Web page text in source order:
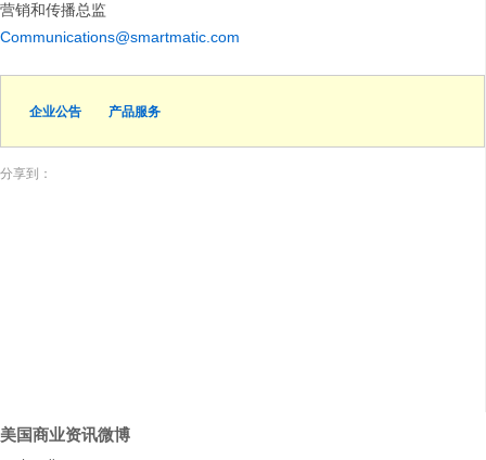
营销和传播总监
Communications@smartmatic.com
企业公告 产品服务
分享到：
美国商业资讯微博